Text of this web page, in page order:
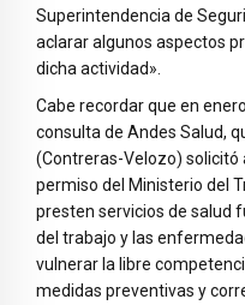
Superintendencia de
aclarar algunos aspectos
dicha actividad».
Cabe recordar que en
consulta de Andes Salud,
(Contreras-Velozo) solicitó
permiso del Ministerio del
presten servicios de salud
del trabajo y las
vulnerar la libre
medidas preventivas y